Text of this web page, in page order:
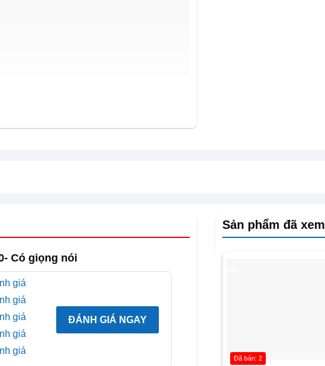
Có giọng nói
giá
giá
giá
giá
giá
ĐÁNH GIÁ NGAY
Sản phẩm đã xem
Đã bán: 2